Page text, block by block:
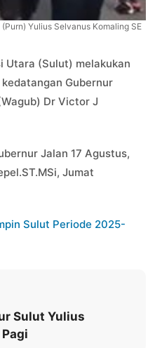
Yulius Selvanus Komaling SE
Utara (Sulut) melakukan
Gubernur
Dr Victor J
Jalan 17 Agustus,
Jumat
Sulut Periode 2025-
Sulut Yulius